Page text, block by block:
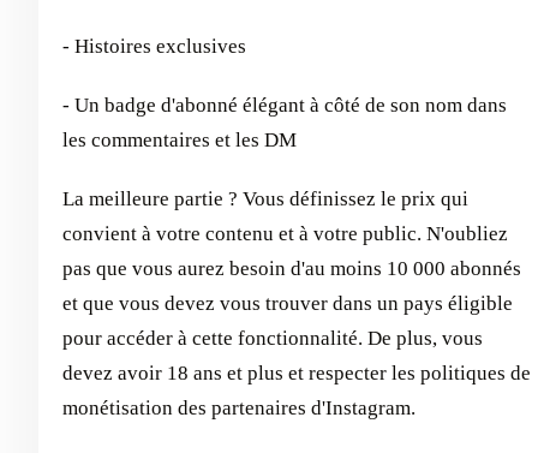
- Histoires exclusives
- Un badge d'abonné élégant à côté de son nom dans
les commentaires et les DM
La meilleure partie ? Vous définissez le prix qui
convient à votre contenu et à votre public. N'oubliez
pas que vous aurez besoin d'au moins 10 000 abonnés
et que vous devez vous trouver dans un pays éligible
pour accéder à cette fonctionnalité. De plus, vous
devez avoir 18 ans et plus et respecter les politiques de
monétisation des partenaires d'Instagram.